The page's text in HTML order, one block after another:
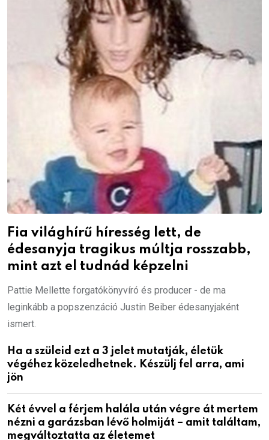
Fia világhírű híresség lett, de
édesanyja tragikus múltja rosszabb,
mint azt el tudnád képzelni
Pattie Mellette forgatókönyvíró és producer - de ma
leginkább a popszenzáció Justin Beiber édesanyjaként
ismert.
Ha a szüleid ezt a 3 jelet mutatják, életük
végéhez közeledhetnek. Készülj fel arra, ami
jön
Két évvel a férjem halála után végre át mertem
nézni a garázsban lévő holmiját – amit találtam,
megváltoztatta az életemet